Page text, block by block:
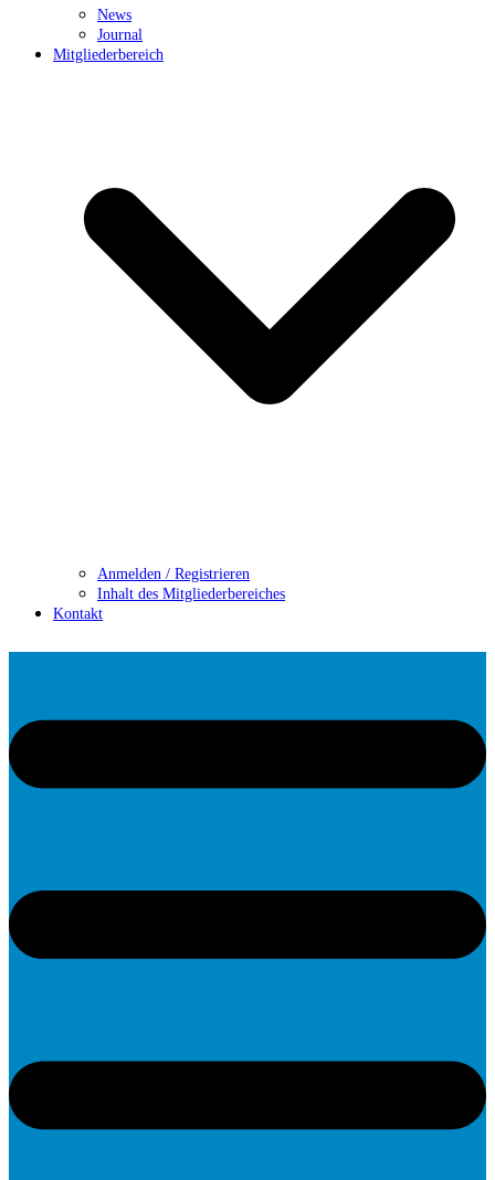
News
Journal
Mitgliederbereich
Anmelden / Registrieren
Inhalt des Mitgliederbereiches
Kontakt